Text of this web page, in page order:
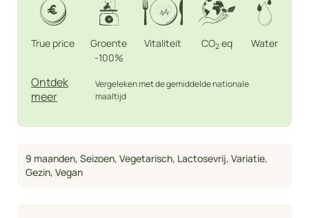
True price
Groente
-100%
Vitaliteit CO2 eq Water
Ontdek
meer
Vergeleken met de gemiddelde nationale
maaltijd
9 maanden, Seizoen, Vegetarisch, Lactosevrij, Variatie,
Gezin, Vegan